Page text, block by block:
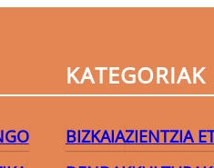
KATEGORIAK
BIZKAIAZIENTZIA